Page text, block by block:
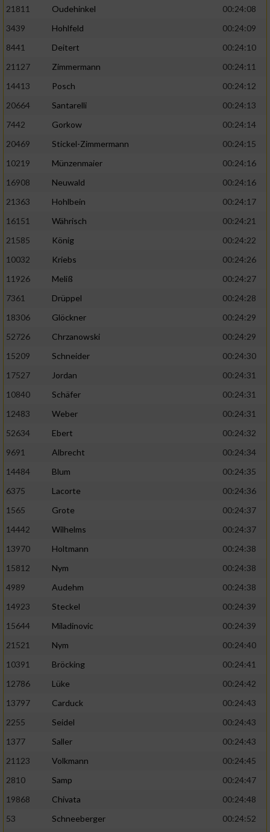
21811 Oudehinkel
00:24:08
3439
Hohlfeld
00:24:09
8441
Deitert
00:24:10
21127
Zimmermann
00:24:11
14413
Posch
00:24:12
20664
Santarelli
00:24:13
7442
Gorkow
00:24:14
20469
Stickel-Zimmermann
00:24:15
10219
Münzenmaier
00:24:16
16908
Neuwald
00:24:16
21363
Hohlbein
00:24:17
16151
Währisch
00:24:21
21585
König
00:24:22
10032
Kriebs
00:24:26
11926
Meliß
00:24:27
7361
Drüppel
00:24:28
18306
Glöckner
00:24:29
52726
Chrzanowski
00:24:29
15209
Schneider
00:24:30
17527
Jordan
00:24:31
10840
Schäfer
00:24:31
12483
Weber
00:24:31
52634
Ebert
00:24:32
9691
Albrecht
00:24:34
14484
Blum
00:24:35
6375
Lacorte
00:24:36
1565
Grote
00:24:37
14442
Wilhelms
00:24:37
13970
Holtmann
00:24:38
15812
Nym
00:24:38
4989
Audehm
00:24:38
14923
Steckel
00:24:39
15644
Miladinovic
00:24:39
21521
Nym
00:24:40
10391
Bröcking
00:24:41
12786
Lüke
00:24:42
13797
Carduck
00:24:43
2255
Seidel
00:24:43
1377
Saller
00:24:43
21123
Volkmann
00:24:45
2810
Samp
00:24:47
19868
Chivata
00:24:48
53
Schneeberger
00:24:52